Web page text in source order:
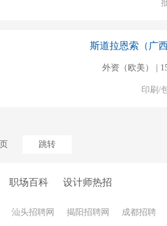
斯道拉恩索（广
外资（欧美） |
印刷/
页 跳转
职场百科 设计师热招
汕头招聘网 揭阳招聘网 成都招聘